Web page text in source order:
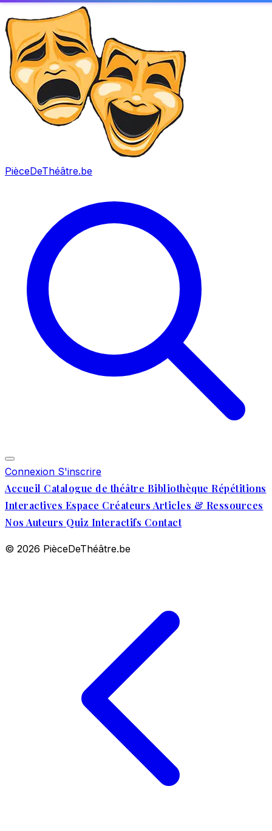
PièceDeThéâtre.be
Connexion S'inscrire
Accueil Catalogue de théâtre Bibliothèque Répétitions
Interactives Espace Créateurs Articles & Ressources
Nos Auteurs Quiz Interactifs Contact
© 2026 PièceDeThéâtre.be